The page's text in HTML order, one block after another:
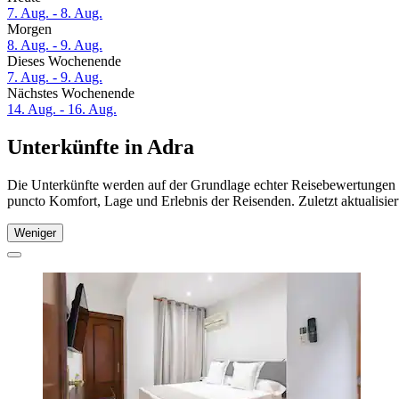
7. Aug. - 8. Aug.
Morgen
8. Aug. - 9. Aug.
Dieses Wochenende
7. Aug. - 9. Aug.
Nächstes Wochenende
14. Aug. - 16. Aug.
Unterkünfte in Adra
Die Unterkünfte werden auf der Grundlage echter
puncto Komfort, Lage und Erlebnis der Reisenden. Zuletzt
Weniger